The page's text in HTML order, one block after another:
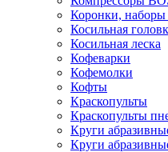
Коронки, наборы
Косильная
Косильная леска
Кофеварки
Кофемолки
Кофты
Краскопульты
Краскопульты
Круги
Круги